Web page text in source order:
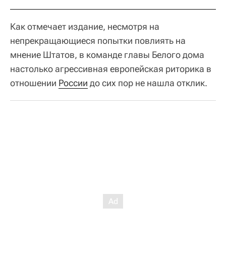
Как отмечает издание, несмотря на
непрекращающиеся попытки повлиять на
мнение Штатов, в команде главы Белого дома
настолько агрессивная европейская риторика в
отношении России до сих пор не нашла отклик.